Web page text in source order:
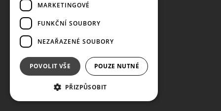
MARKETINGOVÉ
FUNKČNÍ SOUBORY
NEZAŘAZENÉ SOUBORY
POVOLIT VŠE POUZE NUTNÉ
PŘIZPŮSOBIT